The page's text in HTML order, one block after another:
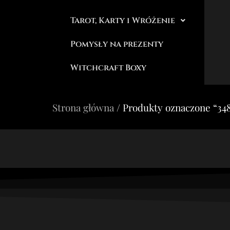
Tarot, Karty i Wróżenie
Pomysły na prezenty
Witchcraft Boxy
Strona główna / Produkty oznaczone